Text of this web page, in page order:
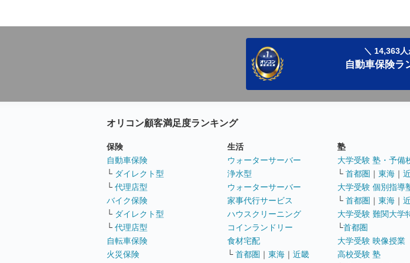
＼ 14,363
自動車保険ラ
オリコン顧客満足度ランキング
保険
自動車保険
└ ダイレクト型
└ 代理店型
バイク保険
└ ダイレクト型
└ 代理店型
自転車保険
火災保険
生活
ウォーターサーバー
浄水型
ウォーターサーバー
家事代行サービス
ハウスクリーニング
コインランドリー
食材宅配
└ 首都圏 ｜ 東海 ｜ 近畿
塾
大学受験 塾・予備
└ 首都圏 ｜ 東海 ｜
大学受験 個別指導
└ 首都圏 ｜ 東海 ｜
大学受験 難関大学
└首都圏
大学受験 映像授業
高校受験 塾